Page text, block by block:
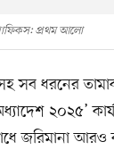
প্রথম আলো
সব ধরনের
২০২৫’
জরিমানা আরও